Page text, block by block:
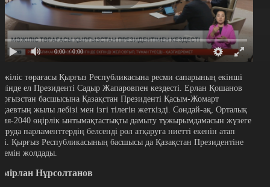
0:00 / 0:00
төрағасы Қырғыз Республикасына ресми сапарының екінші
ел Президенті Садыр Жапаровпен кездесті. Ерлан Қошанов
басшысына Қазақстан Президенті Қасым-Жомарт
жылы лебізі мен ізгі тілегін жеткізді. Сондай-ақ, Орталық
2040 өңірлік ынтымақтастықты дамыту тұжырымдамасын жүзеге
парламенттердің белсенді рөл атқаруға ниетті екенін атап
Қырғыз Республикасының басшысы да Қазақстан Президентіне
жолдады.
Нұрсолтанов